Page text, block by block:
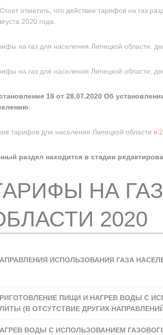
Стоит отметить, что действие тарифов на газ
2020 года.
на газ для населения Липецкой области,
на газ для населения Липецкой области,
18 от 28.07.2020 Об
тарифов для населения Липецкой области в
раздел находится в стадии
НА
2020
ИСПОЛЬЗОВАНИЯ ГАЗА
ПИЩИ И НАГРЕВ ВОДЫ С
(В ОТСУТСТВИЕ ДРУГИХ
ВОДЫ С ИСПОЛЬЗОВАНИЕМ